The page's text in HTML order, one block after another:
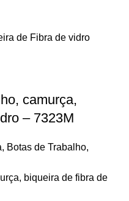
camurça,
– 7323M
, Botas de Trabalho,
biqueira de fibra de